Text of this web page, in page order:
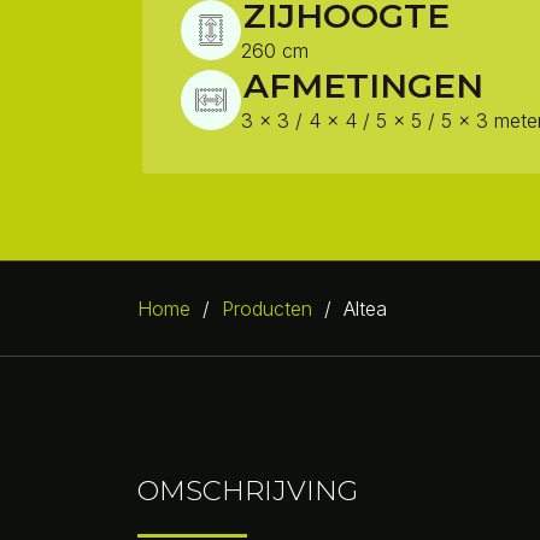
ZIJHOOGTE
260 cm
AFMETINGEN
3 x 3 / 4 x 4 / 5 x 5 / 5 x 3
Home / Producten / Altea
OMSCHRIJVING